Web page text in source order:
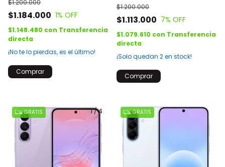
$1.184.000
$1.200.000
1% OFF
$1.148.480 con Transferencia
directa
¡No te lo pierdas, es el último!
Comprar
$1.113.000
$1.200.000
7% OFF
$1.079.610 con Transferencia
directa
¡Solo quedan 2en stock!
Comprar
1/4
GRATIS GRATIS